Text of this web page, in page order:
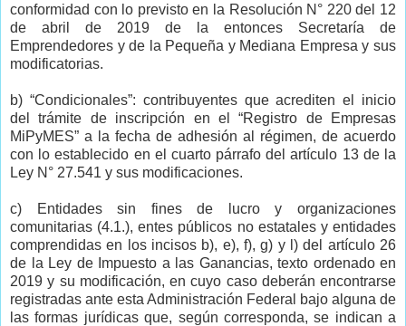
conformidad con lo previsto en la Resolución N° 220 del 12
de abril de 2019 de la entonces Secretaría de
Emprendedores y de la Pequeña y Mediana Empresa y sus
modificatorias.
b) “Condicionales”: contribuyentes que acrediten el inicio
del trámite de inscripción en el “Registro de Empresas
MiPyMES” a la fecha de adhesión al régimen, de acuerdo
con lo establecido en el cuarto párrafo del artículo 13 de la
Ley N° 27.541 y sus modificaciones.
c) Entidades sin fines de lucro y organizaciones
comunitarias (4.1.), entes públicos no estatales y entidades
comprendidas en los incisos b), e), f), g) y l) del artículo 26
de la Ley de Impuesto a las Ganancias, texto ordenado en
2019 y su modificación, en cuyo caso deberán encontrarse
registradas ante esta Administración Federal bajo alguna de
las formas jurídicas que, según corresponda, se indican a